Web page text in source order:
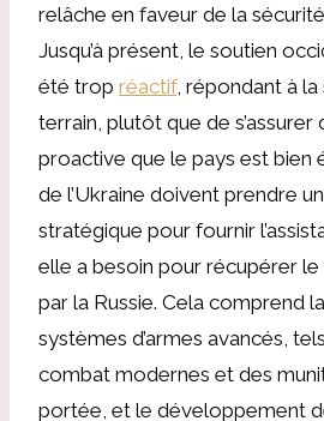
relâche en faveur de la sécurité
Jusqu’à présent, le soutien
été trop réactif, répondant à la
terrain, plutôt que de s’assurer
proactive que le pays est bien
de l’Ukraine doivent prendre
stratégique pour fournir
elle a besoin pour récupérer
par la Russie. Cela comprend
systèmes d’armes avancés,
combat modernes et des
portée, et le développement